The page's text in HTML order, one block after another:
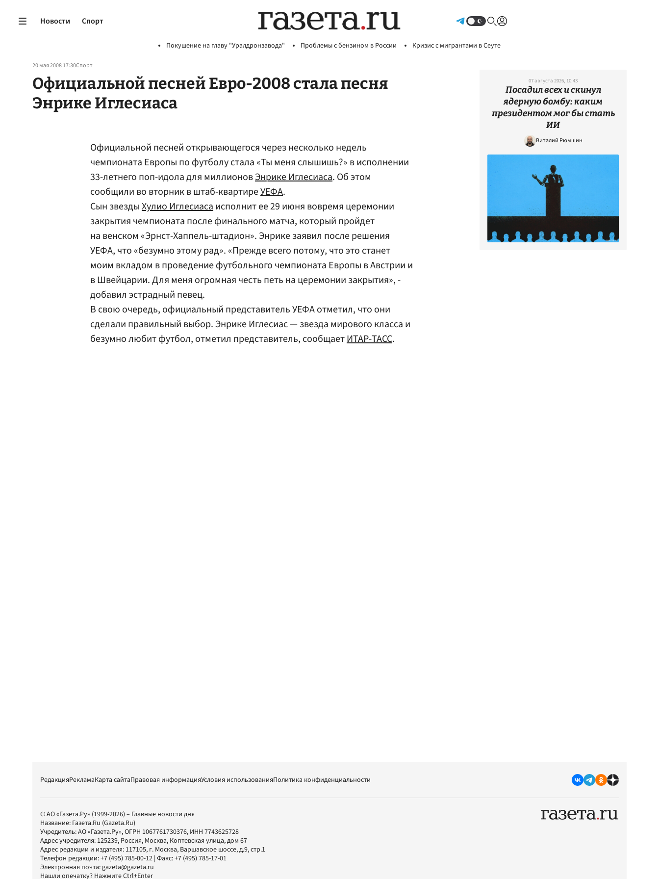
Новости Спорт
Покушение на главу "Уралдронзавода" Проблемы с бензином в России Кризис с мигрантами в Сеуте
20 мая 2008 17:30Спорт
Официальной песней Евро-2008 стала песня
Энрике Иглесиаса
Официальной песней открывающегося через несколько недель
чемпионата Европы по футболу стала «Ты меня слышишь?» в исполнении
33-летнего поп-идола для миллионовЭнрике Иглесиаса. Об этом
сообщили во вторник в штаб-квартиреУЕФА.
Сын звездыХулио Иглесиасаисполнит ее 29 июня вовремя церемонии
закрытия чемпионата после финального матча, который пройдет
на венском «Эрнст-Хаппель-штадион». Энрике заявил после решения
УЕФА, что «безумно этому рад». «Прежде всего потому, что это станет
моим вкладом в проведение футбольного чемпионата Европы в Австрии и
в Швейцарии. Для меня огромная честь петь на церемонии закрытия», -
добавил эстрадный певец.
В свою очередь, официальный представитель УЕФА отметил, что они
сделали правильный выбор. Энрике Иглесиас — звезда мирового класса и
безумно любит футбол, отметил представитель, сообщаетИТАР-ТАСС.
07 августа 2026, 10:43
Посадил всех и скинул
ядерную бомбу: каким
президентом мог бы стать
ИИ
Виталий Рюмшин
РедакцияРекламаКарта сайтаПравовая информацияУсловия использованияПолитика конфиденциальности
© АО «Газета.Ру» (1999-2026) – Главные новости дня
Название: Газета.Ru (Gazeta.Ru)
Учредитель:АО «Газета.Ру», ОГРН 1067761730376, ИНН 7743625728
Адрес учредителя: 125239, Россия, Москва, Коптевская улица, дом 67
Адрес редакции и издателя: 117105, г. Москва, Варшавское шоссе, д.9, стр.1
Телефон редакции:+7 (495) 785-00-12 | Факс:+7 (495) 785-17-01
Электронная почта:gazeta@gazeta.ru
Нашли опечатку? Нажмите Ctrl+Enter